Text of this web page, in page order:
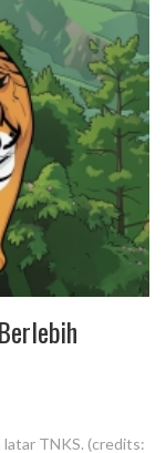
latar TNKS. (credits: